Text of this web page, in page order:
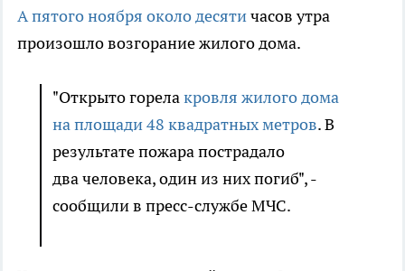
А пятого ноября около десятичасов утра
произошло возгорание жилого дома.
"Открыто горелакровля жилого дома
на площади 48 квадратных метров. В
результате пожара пострадало
два человека, один из них погиб", -
сообщили в пресс-службе МЧС.